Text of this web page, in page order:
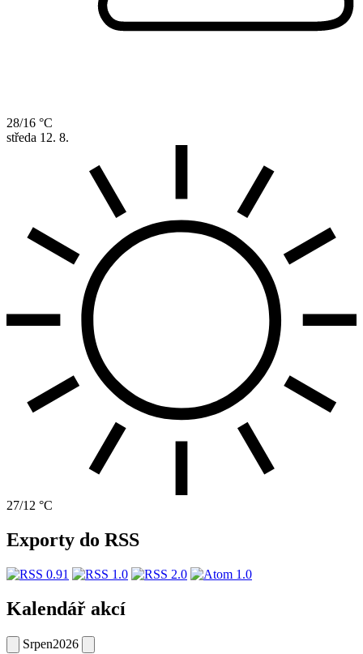
28/16 °C
středa 12. 8.
27/12 °C
Exporty do RSS
Kalendář akcí
Srpen2026